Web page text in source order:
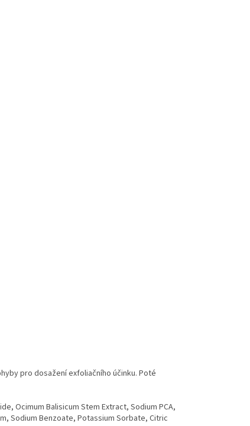
pro dosažení exfoliačního účinku. Poté
Ocimum Balisicum Stem Extract, Sodium PCA,
Sodium Benzoate, Potassium Sorbate, Citric